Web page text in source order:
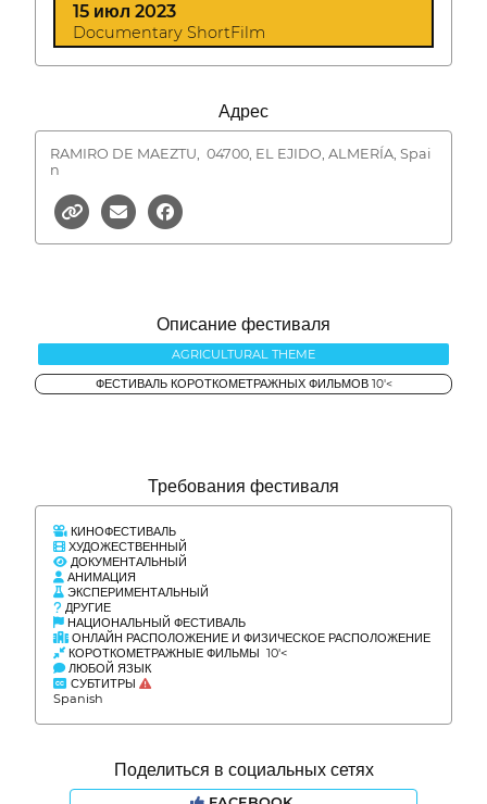
15 июл 2023
Documentary ShortFilm
Адрес
RAMIRO DE MAEZTU,
04700, EL EJIDO, ALMERÍA, Spai
n
Описание фестиваля
AGRICULTURAL THEME
ФЕСТИВАЛЬ КОРОТКОМЕТРАЖНЫХ ФИЛЬМОВ 10'<
Требования фестиваля
КИНОФЕСТИВАЛЬ
ХУДОЖЕСТВЕННЫЙ
ДОКУМЕНТАЛЬНЫЙ
АНИМАЦИЯ
ЭКСПЕРИМЕНТАЛЬНЫЙ
ДРУГИЕ
НАЦИОНАЛЬНЫЙ ФЕСТИВАЛЬ
ОНЛАЙН РАСПОЛОЖЕНИЕ И ФИЗИЧЕСКОЕ РАСПОЛОЖЕНИЕ
КОРОТКОМЕТРАЖНЫЕ ФИЛЬМЫ 10'<
ЛЮБОЙ ЯЗЫК
СУБТИТРЫ
Spanish
Поделиться в социальных сетях